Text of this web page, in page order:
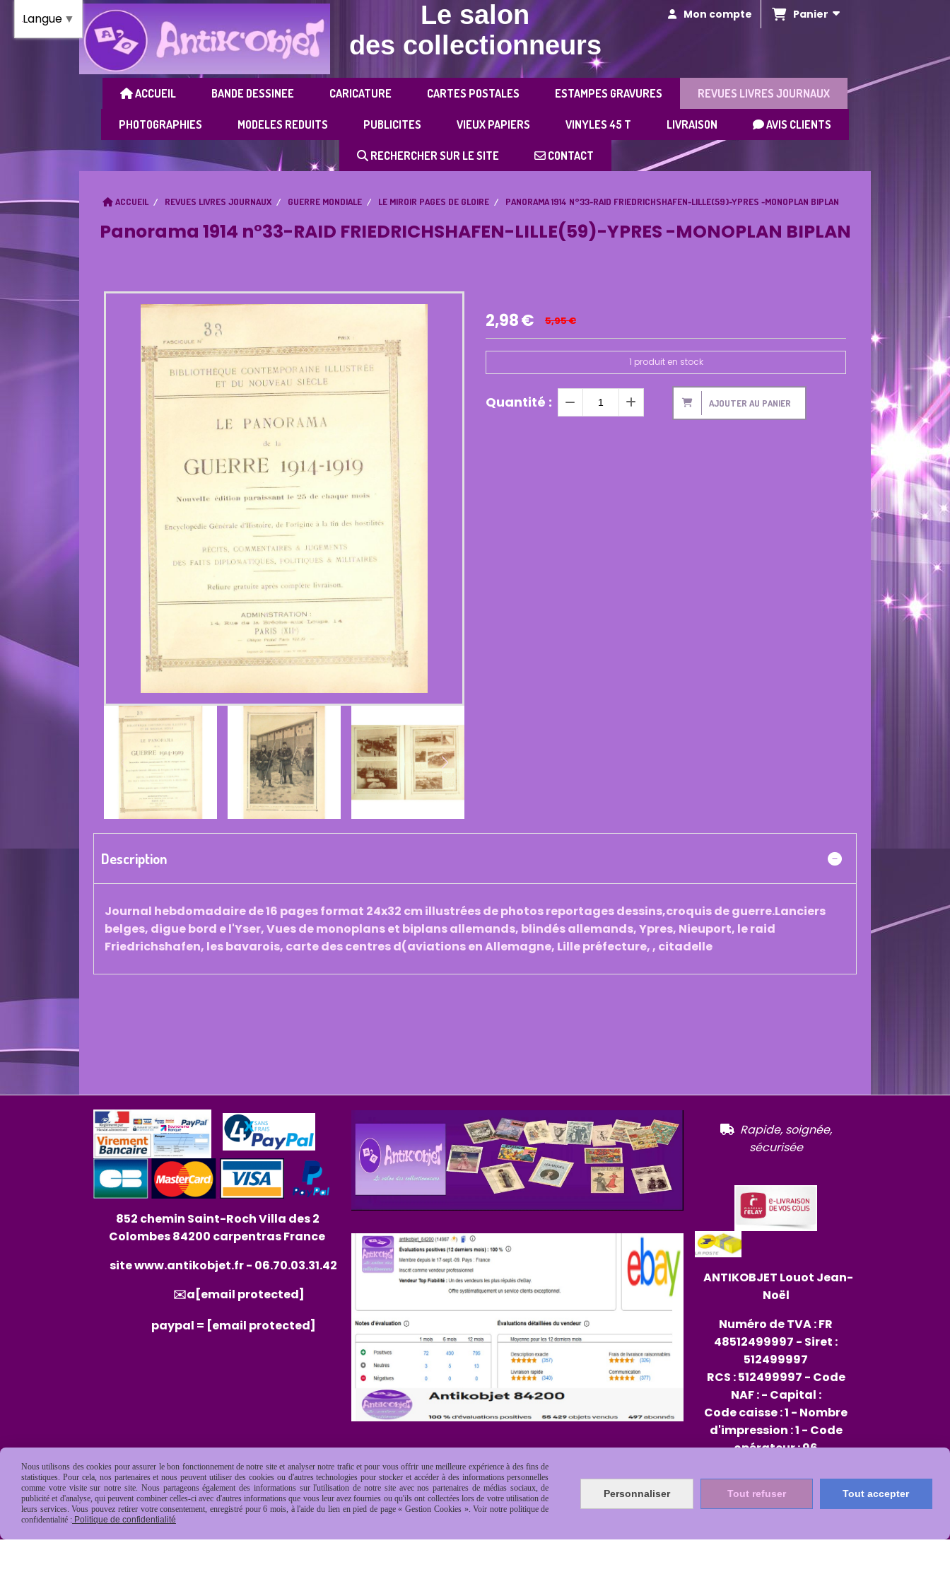
Le salon
des collectionneurs
Mon compte Panier
ACCUEIL BANDE DESSINEE CARICATURE CARTES POSTALES ESTAMPES GRAVURES REVUES LIVRES JOURNAUX
PHOTOGRAPHIES MODELES REDUITS PUBLICITES VIEUX PAPIERS VINYLES 45 T LIVRAISON AVIS CLIENTS
RECHERCHER SUR LE SITE CONTACT
ACCUEIL REVUES LIVRES JOURNAUX GUERRE MONDIALE LE MIROIR PAGES DE GLOIRE PANORAMA 1914 N°33-RAID FRIEDRICHSHAFEN-LILLE(59)-YPRES -MONOPLAN BIPLAN
Panorama 1914 n°33-RAID FRIEDRICHSHAFEN-LILLE(59)-YPRES -MONOPLAN BIPLAN
2,98€ 5,95€
1 produit en stock
Quantité : AJOUTER AU PANIER
Description
Journal hebdomadaire de 16 pages format 24x32 cm illustrées de photos reportages dessins,croquis de guerre.Lanciers
belges, digue bord e l'Yser, Vues de monoplans et biplans allemands, blindés allemands, Ypres, Nieuport, le raid
Friedrichshafen, les bavarois, carte des centres d(aviations en Allemagne, Lille préfecture, , citadelle
852 chemin Saint-Roch Villa des 2
Colombes 84200 carpentras France
sitewww.antikobjet.fr- 06.70.03.31.42
✉️a [email protected]
paypal = [email protected]
 Rapide, soignée,
sécurisée
ANTIKOBJET Louot Jean-
Noël
Numéro de TVA : FR
48512499997 - Siret :
512499997
RCS : 512499997 - Code
NAF : - Capital :
Code caisse : 1 - Nombre
d'impression : 1 - Code
opérateur : 96
Rep PAP FR334013_01JXMD
Citeo 564482
Langue ▼
Panneau de gestion des cookies
Nous utilisons des cookies pour assurer le bon fonctionnement de notre site et analyser notre trafic et pour vous offrir une meilleure expérience à des fins de
statistiques. Pour cela, nos partenaires et nous peuvent utiliser des cookies ou d'autres technologies pour stocker et accéder à des informations personnelles
comme votre visite sur notre site. Nous partageons également des informations sur l'utilisation de notre site avec nos partenaires de médias sociaux, de
publicité et d'analyse, qui peuvent combiner celles-ci avec d'autres informations que vous leur avez fournies ou qu'ils ont collectées lors de votre utilisation de
leurs services. Vous pouvez retirer votre consentement, enregistré pour 6 mois, à l'aide du lien en pied de page « Gestion Cookies ». Voir notre politique de
confidentialité : Politique de confidentialité
Personnaliser Tout refuser Tout accepter